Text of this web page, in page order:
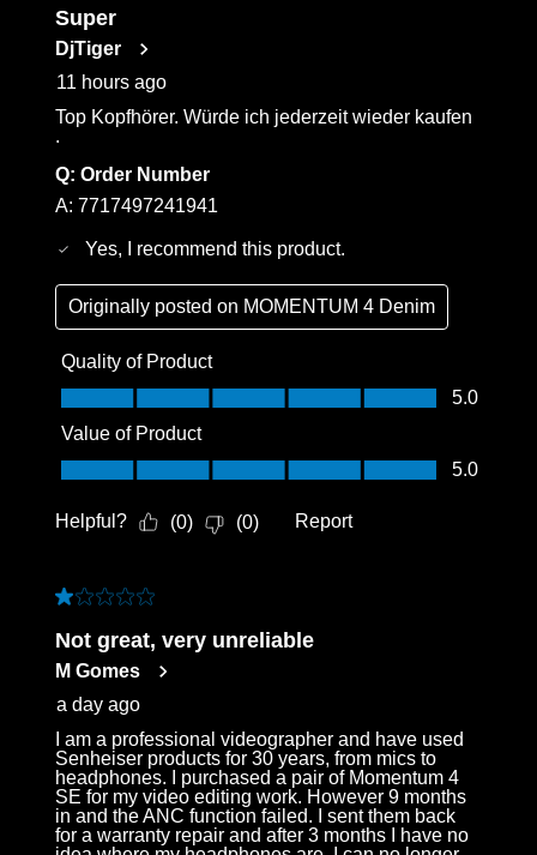
535
Reviews
Super
DjTiger
11 hours ago
Top Kopfhörer. Würde ich jederzeit wieder kaufen
.
Q: Order Number
A: 7717497241941
Yes, I recommend this product.
Originally posted on MOMENTUM 4 Denim
Quality of Product
Quality of Product, 5.0 out of 5
5.0
Value of Product
Value of Product, 5.0 out of 5
5.0
Helpful? (0) (0) Report
1 out of 5 stars.
Not great, very unreliable
M Gomes
a day ago
I am a professional videographer and have used
Senheiser products for 30 years, from mics to
headphones. I purchased a pair of Momentum 4
SE for my video editing work. However 9 months
in and the ANC function failed. I sent them back
for a warranty repair and after 3 months I have no